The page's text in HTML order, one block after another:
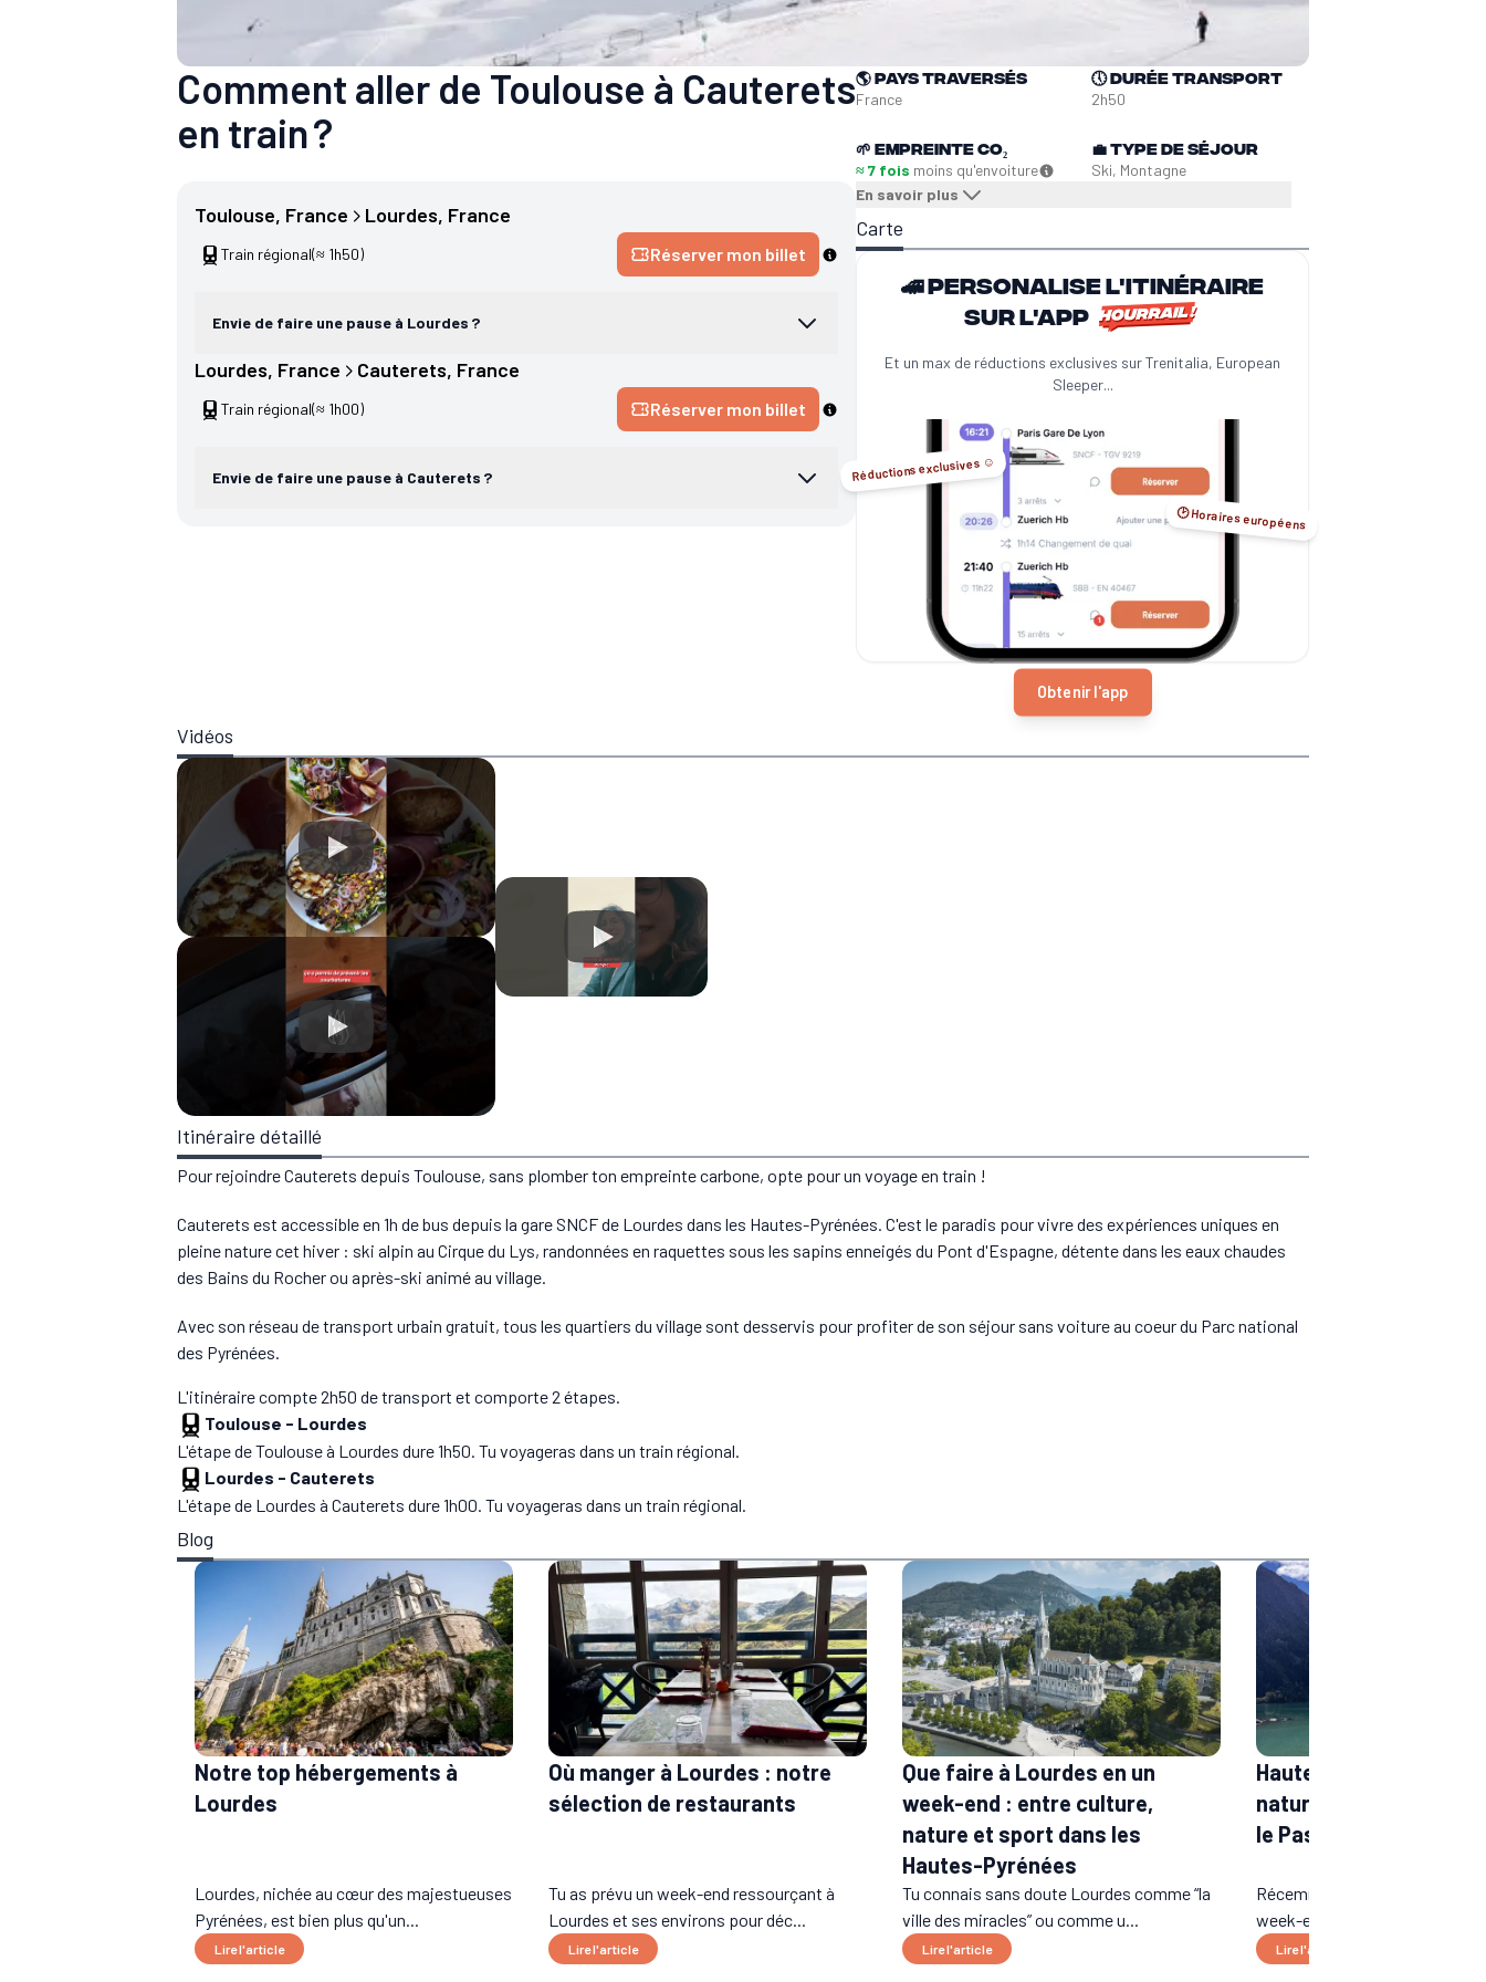
Comment aller de Toulouse à Cauterets
en train ?
Toulouse, France Lourdes, France
Train régional(≈ 1h50) Réserver mon billet
Envie de faire une pause à Lourdes ?
Lourdes, France Cauterets, France
Train régional(≈ 1h00) Réserver mon billet
Envie de faire une pause à Cauterets ?
🌎 Pays traversés
France
🕔Durée transport
2h50
🌱 Empreinte CO₂
≈ 7 fois moins qu'envoiture
En savoir plus
💼Type de séjour
Ski, Montagne
Carte
🚄 Personalise l'itinéraire
sur l'app
Et un max de réductions exclusives sur Trenitalia, European
Sleeper...
Réductions exclusives ☺️
🕑 Horaires européens
Obtenir l'app
Vidéos
Itinéraire détaillé
Pour rejoindre Cauterets depuis Toulouse, sans plomber ton empreinte carbone, opte pour un voyage en train !
Cauterets est accessible en 1h de bus depuis la gare SNCF de Lourdes dans les Hautes-Pyrénées. C'est le paradis pour vivre des expériences uniques en
pleine nature cet hiver : ski alpin au Cirque du Lys, randonnées en raquettes sous les sapins enneigés du Pont d'Espagne, détente dans les eaux chaudes
des Bains du Rocher ou après-ski animé au village.
Avec son réseau de transport urbain gratuit, tous les quartiers du village sont desservis pour profiter de son séjour sans voiture au coeur du Parc national
des Pyrénées.
L'itinéraire compte 2h50 de transport et comporte 2 étapes.
Toulouse - Lourdes
L'étape de Toulouse à Lourdes dure 1h50. Tu voyageras dans un train régional.
Lourdes - Cauterets
L'étape de Lourdes à Cauterets dure 1h00. Tu voyageras dans un train régional.
Blog
Notre top hébergements à
Lourdes
Lourdes, nichée au cœur des majestueuses
Pyrénées, est bien plus qu'un...
Lire l'article
Où manger à Lourdes : notre
sélection de restaurants
Tu as prévu un week-end ressourçant à
Lourdes et ses environs pour déc...
Lire l'article
Que faire à Lourdes en un
week-end : entre culture,
nature et sport dans les
Hautes-Pyrénées
Tu connais sans doute Lourdes comme “la
ville des miracles” ou comme u...
Lire l'article
Hautes-Pyrénées : un
nature autour de
le Pass Occitanie Rail
Récemment, j'ai eu la chance
week-end dans les Hautes-
Lire l'article